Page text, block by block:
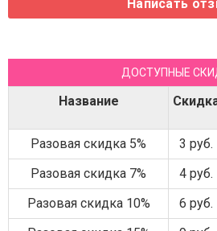
ДОСТУПНЫЕ
Название
Разовая скидка 5% 3 руб.
Разовая скидка 7%
4 руб.
Разовая скидка 10%
6 руб.